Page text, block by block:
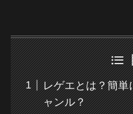
レゲエとは？簡単
ャンル？